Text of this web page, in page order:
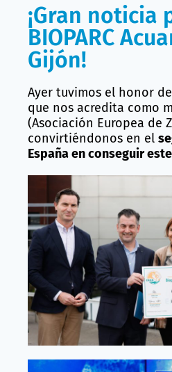
¡Gran noticia
BIOPARC
Gijón!
Ayer tuvimos el honor
que nos acredita como
(Asociación Europea de
convirtiéndonos en el
España en conseguir